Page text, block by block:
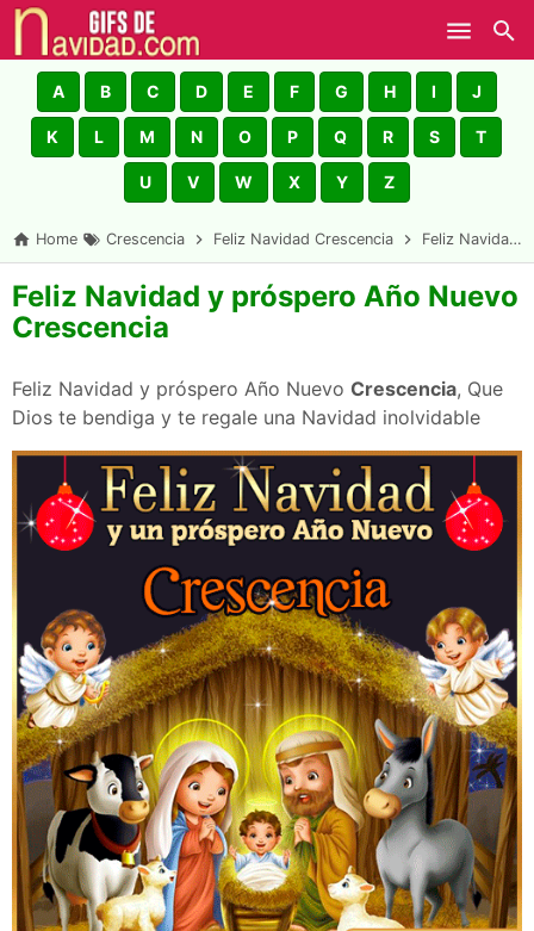
Skip to main content
A B C D E F G H I J
K L M N O P Q R S T
U V W X Y Z
Home Crescencia Feliz Navidad Crescencia Feliz Navidad y próspero Año Nuevo Crescencia
Feliz Navidad y próspero Año Nuevo
Crescencia
Feliz Navidad y próspero Año Nuevo Crescencia, Que
Dios te bendiga y te regale una Navidad inolvidable